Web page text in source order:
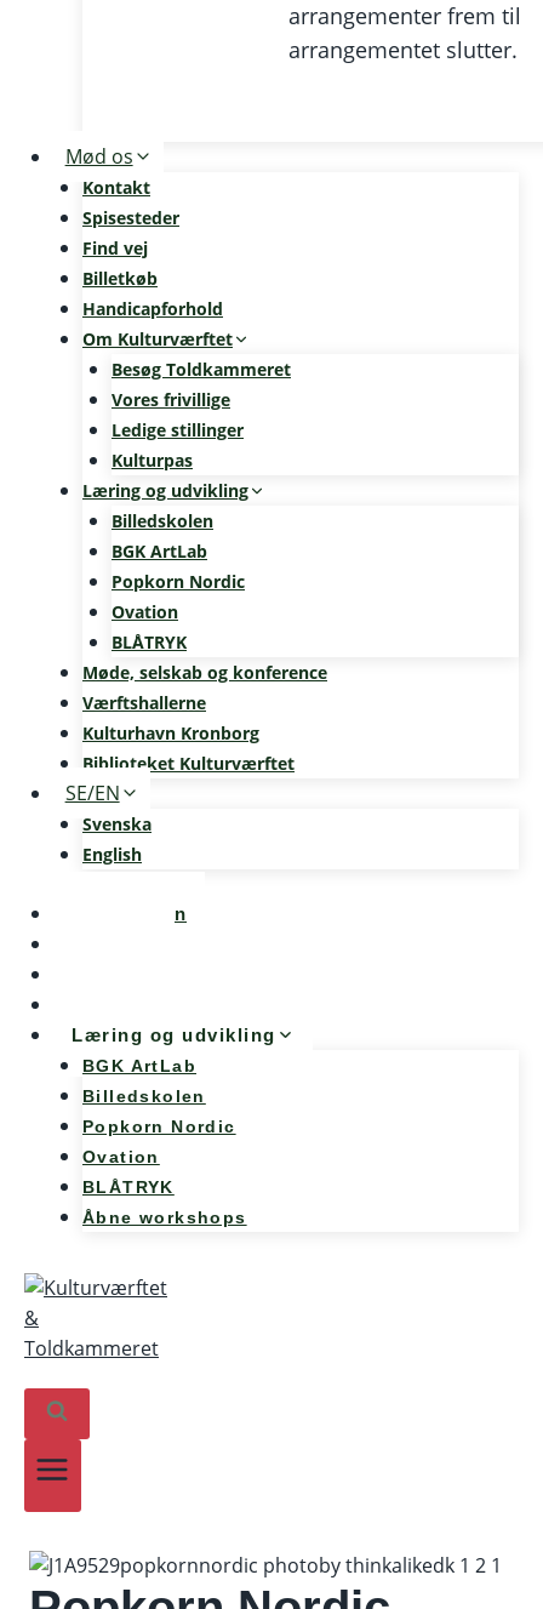
arrangementer frem til
arrangementet slutter.
Mød os
Kontakt
Spisesteder
Find vej
Billetkøb
Handicapforhold
Om Kulturværftet
Besøg Toldkammeret
Vores frivillige
Ledige stillinger
Kulturpas
Læring og udvikling
Billedskolen
BGK ArtLab
Popkorn Nordic
Ovation
BLÅTRYK
Møde, selskab og konference
Værftshallerne
Kulturhavn Kronborg
Biblioteket Kulturværftet
SE/EN
Svenska
English
Kalenderen
Læring og udvikling
BGK ArtLab
Billedskolen
Popkorn Nordic
Ovation
BLÅTRYK
Åbne workshops